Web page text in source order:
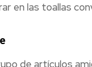
en las toallas
de artículos